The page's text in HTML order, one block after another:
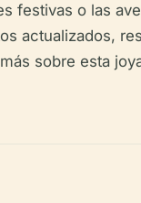
festivas o las
actualizados,
sobre esta